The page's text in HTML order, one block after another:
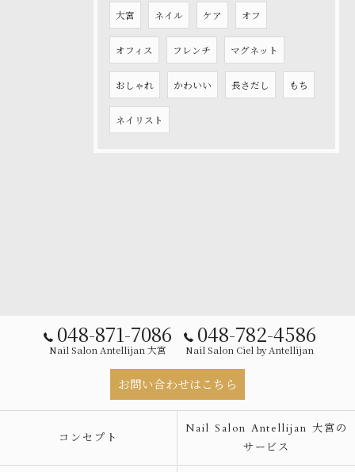
大宮 ネイル ケア オフ
オフィス フレンチ マグネット
おしゃれ かわいい 長さだし もち
ネイリスト
048-871-7086
Nail Salon Antellijan 大宮
048-782-4586
Nail Salon Ciel by Antellijan
お問い合わせはこちら
コンセプト
Nail Salon Antellijan 大宮の
サービス